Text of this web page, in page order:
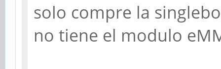
solo compre la
no tiene el modulo